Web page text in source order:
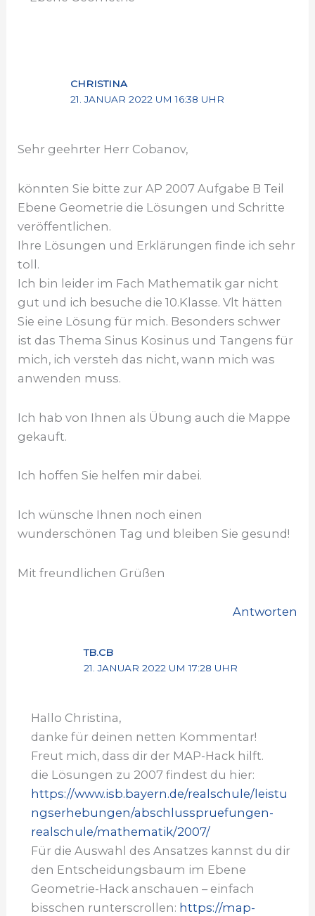
CHRISTINA
21. JANUAR 2022 UM 16:38 UHR
Sehr geehrter Herr Cobanov,
könnten Sie bitte zur AP 2007 Aufgabe B Teil
Ebene Geometrie die Lösungen und Schritte
veröffentlichen.
Ihre Lösungen und Erklärungen finde ich sehr
toll.
Ich bin leider im Fach Mathematik gar nicht
gut und ich besuche die 10.Klasse. Vlt hätten
Sie eine Lösung für mich. Besonders schwer
ist das Thema Sinus Kosinus und Tangens für
mich, ich versteh das nicht, wann mich was
anwenden muss.
Ich hab von Ihnen als Übung auch die Mappe
gekauft.
Ich hoffen Sie helfen mir dabei.
Ich wünsche Ihnen noch einen
wunderschönen Tag und bleiben Sie gesund!
Mit freundlichen Grüßen
Antworten
TB.CB
21. JANUAR 2022 UM 17:28 UHR
Hallo Christina,
danke für deinen netten Kommentar!
Freut mich, dass dir der MAP-Hack hilft.
die Lösungen zu 2007 findest du hier:
https://www.isb.bayern.de/realschule/leistu
ngserhebungen/abschlusspruefungen-
realschule/mathematik/2007/
Für die Auswahl des Ansatzes kannst du dir
den Entscheidungsbaum im Ebene
Geometrie-Hack anschauen – einfach
bisschen runterscrollen: https://map-